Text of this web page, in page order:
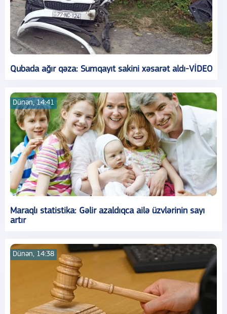
Qubada ağır qəza: Sumqayıt sakini xəsarət aldı-VİDEO
Dünən, 14:41
Maraqlı statistika: Gəlir azaldıqca ailə üzvlərinin sayı
artır
Dünən, 14:38